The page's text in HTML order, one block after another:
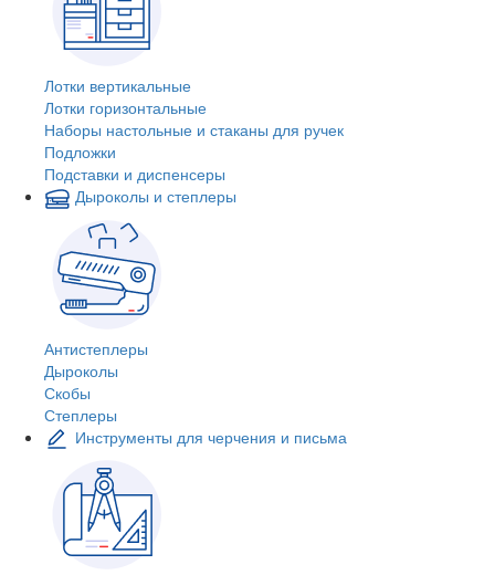
Лотки вертикальные
Лотки горизонтальные
Наборы настольные и стаканы для ручек
Подложки
Подставки и диспенсеры
Дыроколы и степлеры
Антистеплеры
Дыроколы
Скобы
Степлеры
Инструменты для черчения и письма